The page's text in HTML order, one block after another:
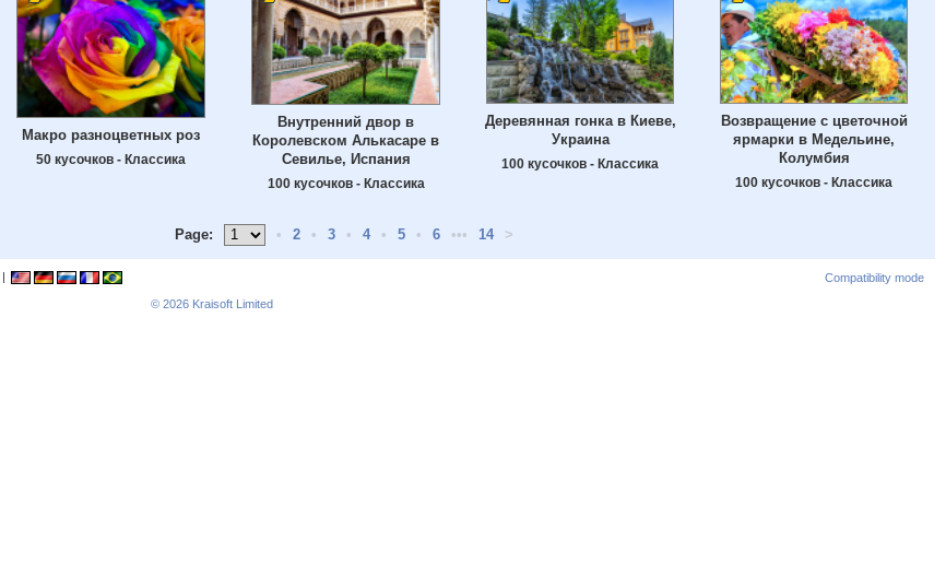
Макро разноцветных роз
50 кусочков - Классика
Внутренний двор в
Королевском Алькасаре в
Севилье, Испания
100 кусочков - Классика
Деревянная гонка в Киеве,
Украина
100 кусочков - Классика
Возвращение с цветочной
ярмарки в Медельине,
Колумбия
100 кусочков - Классика
Page: • 2 • 3 • 4 • 5 • 6 ••• 14 >
|
Compatibility mode
© 2026 Kraisoft Limited